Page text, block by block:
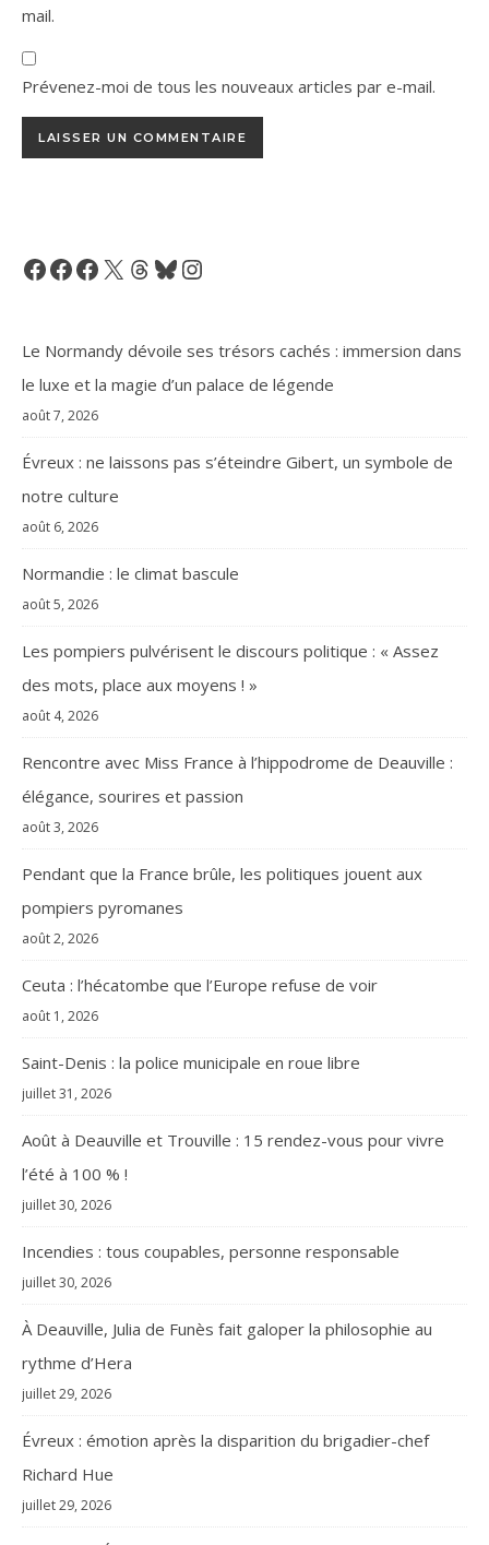
mail.
Prévenez-moi de tous les nouveaux articles par e-mail.
Facebook
Facebook
Facebook
X Threads
BlueskyInstagram
Le Normandy dévoile ses trésors cachés : immersion dans
le luxe et la magie d’un palace de légende
août 7, 2026
Évreux : ne laissons pas s’éteindre Gibert, un symbole de
notre culture
août 6, 2026
Normandie : le climat bascule
août 5, 2026
Les pompiers pulvérisent le discours politique : « Assez
des mots, place aux moyens ! »
août 4, 2026
Rencontre avec Miss France à l’hippodrome de Deauville :
élégance, sourires et passion
août 3, 2026
Pendant que la France brûle, les politiques jouent aux
pompiers pyromanes
août 2, 2026
Ceuta : l’hécatombe que l’Europe refuse de voir
août 1, 2026
Saint-Denis : la police municipale en roue libre
juillet 31, 2026
Août à Deauville et Trouville : 15 rendez-vous pour vivre
l’été à 100 % !
juillet 30, 2026
Incendies : tous coupables, personne responsable
juillet 30, 2026
À Deauville, Julia de Funès fait galoper la philosophie au
rythme d’Hera
juillet 29, 2026
Évreux : émotion après la disparition du brigadier-chef
Richard Hue
juillet 29, 2026